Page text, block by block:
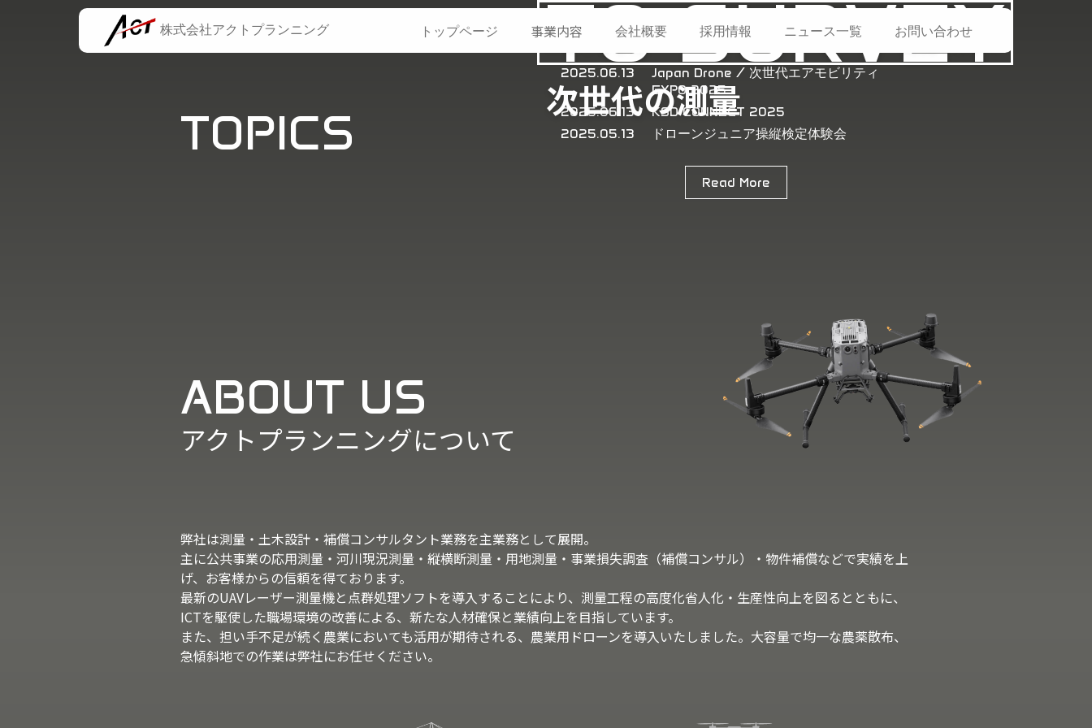
株式会社アクトプランニング トップページ 事業内容 会社概要 採用情報 ニュース一覧 お問い合わせ
TO SURVEY
次世代の測量
土浦市と「無人航空機による災害時活動支援に関する協定」を
締結しました
TOPICS
2025.06.13
Japan Drone / 次世代エアモビリティ
EXPO 2025
2025.06.13
KSD CONNECT 2025
2025.05.13
ドローンジュニア操縦検定体験会
Read More
ABOUT US
アクトプランニングについて
弊社は測量・土木設計・補償コンサルタント業務を主業務として展開。
主に公共事業の応用測量・河川現況測量・縦横断測量・用地測量・事業損失調査（補償コンサル）・物件補償などで実績を上
げ、お客様からの信頼を得ております。
最新のUAVレーザー測量機と点群処理ソフトを導入することにより、測量工程の高度化省人化・生産性向上を図るとともに、
ICTを駆使した職場環境の改善による、新たな人材確保と業績向上を目指しています。
また、担い手不足が続く農業においても活用が期待される、農業用ドローンを導入いたしました。大容量で均一な農薬散布、
急傾斜地での作業は弊社にお任せください。